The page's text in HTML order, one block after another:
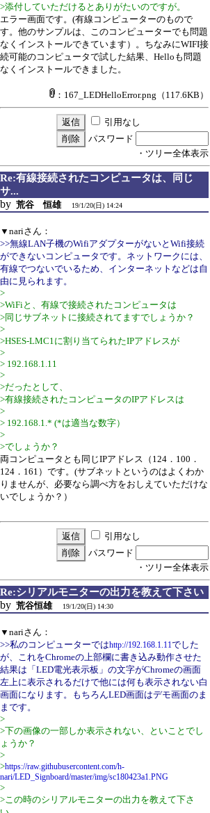
>添付していただけるとありがたいのですが。
エラー画面です。(有線コンピューターのもので
す。他のサンプルは、このコンピューターでも問題
なくインストールできています）。ちなみにWIFI接
続可能のコンピュータで試した結果、Helloも問題
なくインストールできました。
：167_LEDHelloError.png （117.6KB）
引用なし
パスワード
・ツリー全体表示
Re:有線接続されたコンピュータは、同じ
サ...
by 荒谷 恒雄 19/1/20(日) 14:24
▼nariさん：
>>無線LAN子機のWifiアダプターがないとWifi接続
ができないコンピュータです。ネットワークには、
有線でつないでいるため、インターネットなどは自
由に見られます。
>
>WiFiと、有線で接続されたコンピュータは
>同じサブネットに接続されてますでしょうか？
>
>HSES-LMC1に割り当てられたIPアドレスが
>
> 192.168.1.11
>
>だったとして、
>有線接続されたコンピュータのIPアドレスは
>
> 192.168.1.* (*は適当な数字）
>
>でしょうか？
両コンピュータとも同じIPアドレス（124．100．
124．161）です。(サブネットというのはよくわか
りませんが、必要なら調べ方をおしえていただけな
いでしょうか？）
引用なし
パスワード
・ツリー全体表示
Re:シリアルモニターの出力を教えて下さい
by 荒谷恒雄 19/1/20(日) 14:30
▼nariさん：
>>私のコンピューターではhttp://192.168.1.11でした
が、これをChromeの上部欄に書き込み動作させた
結果は「LED電光表示板」の文字がChromeの画面
左上に表示されるだけで他には何も表示されない白
画面になります。もちろんLED画面はデモ画面のま
まです。
>
>下の画像の一部しか表示されない、といことでし
ょうか？
>
>https://raw.githubusercontent.com/h-
nari/LED_Signboard/master/img/sc180423a1.PNG
>
>この時のシリアルモニターの出力を教えて下さ